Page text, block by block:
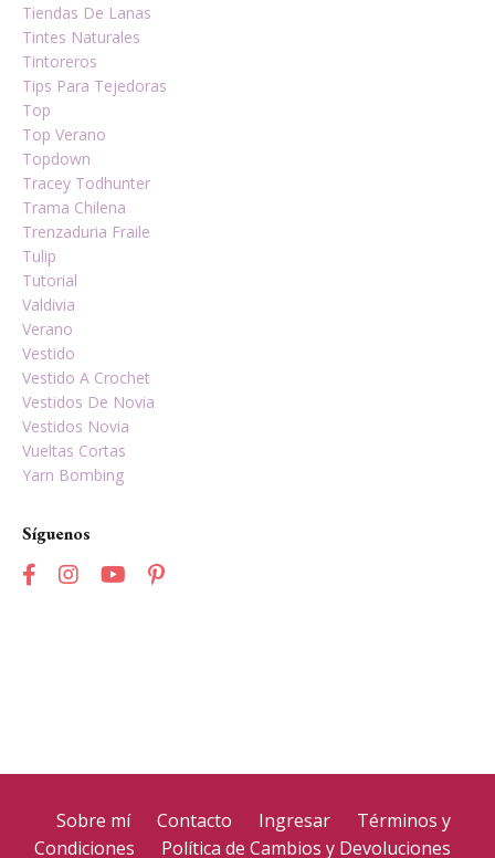
Tiendas De Lanas
Tintes Naturales
Tintoreros
Tips Para Tejedoras
Top
Top Verano
Topdown
Tracey Todhunter
Trama Chilena
Trenzaduria Fraile
Tulip
Tutorial
Valdivia
Verano
Vestido
Vestido A Crochet
Vestidos De Novia
Vestidos Novia
Vueltas Cortas
Yarn Bombing
Síguenos
Sobre mí Contacto Ingresar
Términos y
Condiciones
Política de Cambios y Devoluciones